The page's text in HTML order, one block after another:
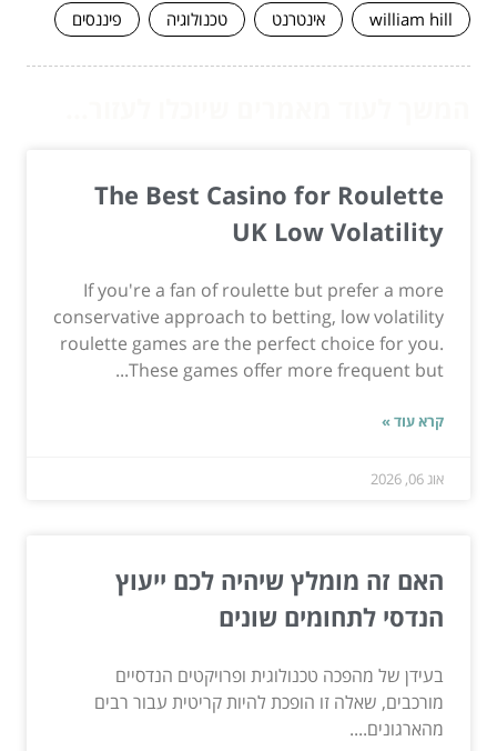
william hill
אינטרנט טכנולוגיה פיננסים
The Best Casino for Roulette
UK Low Volatility
If you're a fan of roulette but prefer a more
conservative approach to betting, low volatility
roulette games are the perfect choice for you.
These games offer more frequent but...
קרא עוד »
אוג 06, 2026
האם זה מומלץ שיהיה לכם ייעוץ
הנדסי לתחומים שונים
בעידן של מהפכה טכנולוגית ופרויקטים הנדסיים
מורכבים, שאלה זו הופכת להיות קריטית עבור רבים
מהארגונים....